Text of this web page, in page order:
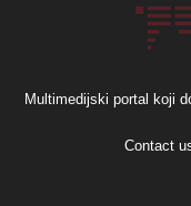
Multimedijski portal koji
Contact